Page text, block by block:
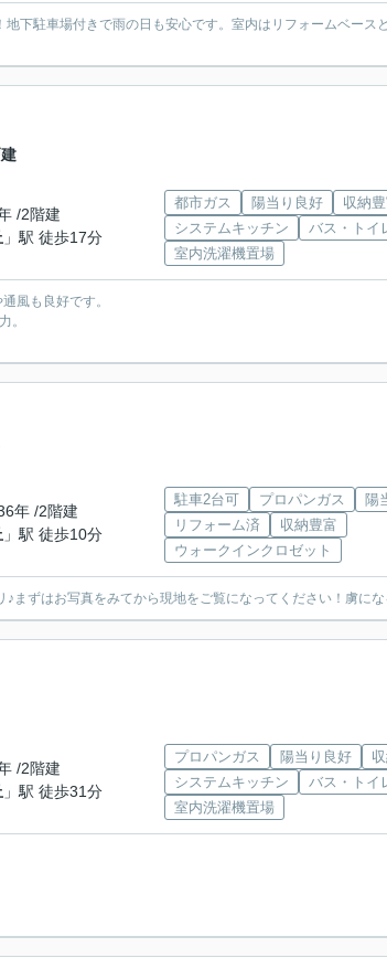
下駐車場付きで雨の日も安心です。室内はリフォームベース
/2階建
」駅 徒歩17分
都市ガス 陽当り良好
収納
システムキッチン
バス・トイ
室内洗濯機置場
風も良好です。
。
年 /2階建
」駅 徒歩10分
駐車2台可 プロパンガス
陽
リフォーム済
収納豊富
ウォークインクロゼット
まずはお写真をみてから現地をご覧になってください！虜に
/2階建
」駅 徒歩31分
プロパンガス 陽当り良好
システムキッチン
バス・トイ
室内洗濯機置場